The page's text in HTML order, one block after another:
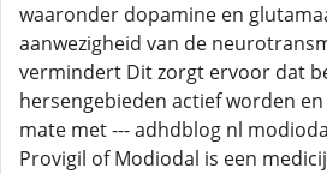
waaronder dopamine en
aanwezigheid van de
vermindert Dit zorgt ervoor dat
hersengebieden actief worden
mate met --- adhdblog nl
Provigil of Modiodal is een